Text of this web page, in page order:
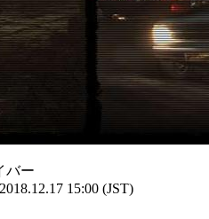
バー
15:00 (JST)